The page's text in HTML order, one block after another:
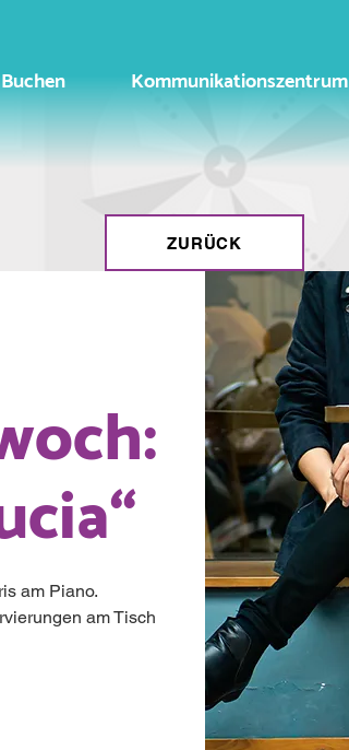
Buchen Kommunikationszentrum
ZURÜCK
am Piano.
am Tisch